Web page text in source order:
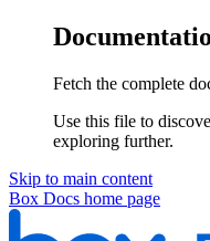
Fetch the complete
Use this file to
exploring further.
Skip to main content
Box Docs home page